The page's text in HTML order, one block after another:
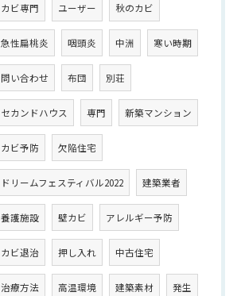
カビ専門 ユーザー 秋のカビ
急性扁桃炎 咽頭炎 中洲 寒い時期
問い合わせ 布団 別荘
セカンドハウス 専門 新築マンション
カビ予防 欠陥住宅
ドリームフェスティバル2022 建築業者
養護施設 壁カビ アレルギー予防
カビ退治 押し入れ 中古住宅
治療方法 高温環境 建築素材 発生